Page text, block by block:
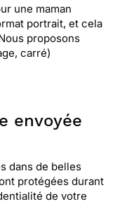
une maman
portrait, et cela
proposons
carré)
envoyée
dans de belles
protégées durant
de votre